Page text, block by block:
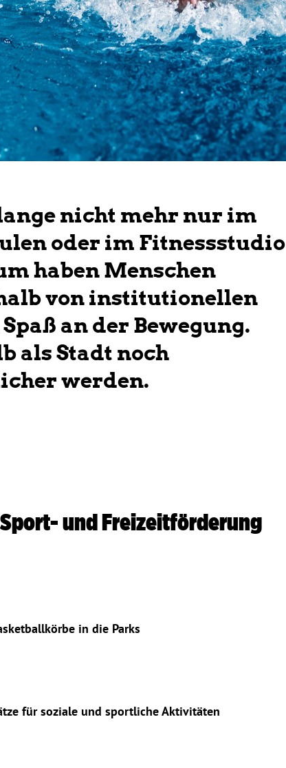
nicht mehr nur im
oder im Fitnessstudio
haben Menschen
von institutionellen
an der Bewegung.
als Stadt noch
werden.
und Freizeitförderung
in die Parks
für soziale und sportliche Aktivitäten